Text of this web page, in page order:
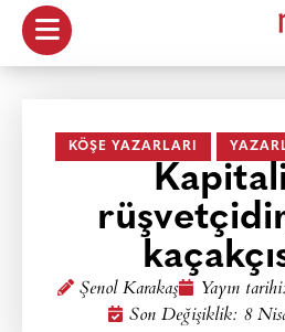
KÖŞE YAZARLARI
Şenol Karakaş Yayın tarihi:
Son Değişiklik: 8